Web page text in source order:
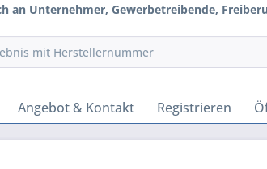
an Unternehmer, Gewerbetreibende,
Angebot & Kontakt Registrieren